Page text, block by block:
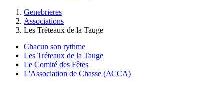
Genebrieres
Associations
Les Tréteaux de la Tauge
Chacun son rythme
Les Tréteaux de la Tauge
Le Comité des Fêtes
L'Association de Chasse (ACCA)